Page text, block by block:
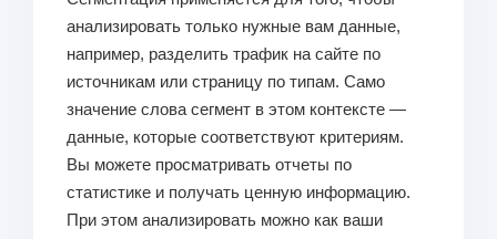
анализировать только нужные вам данные,
например, разделить трафик на сайте по
источникам или страницу по типам. Само
значение слова сегмент в этом контексте —
данные, которые соответствуют критериям.
Вы можете просматривать отчеты по
статистике и получать ценную информацию.
При этом анализировать можно как ваши